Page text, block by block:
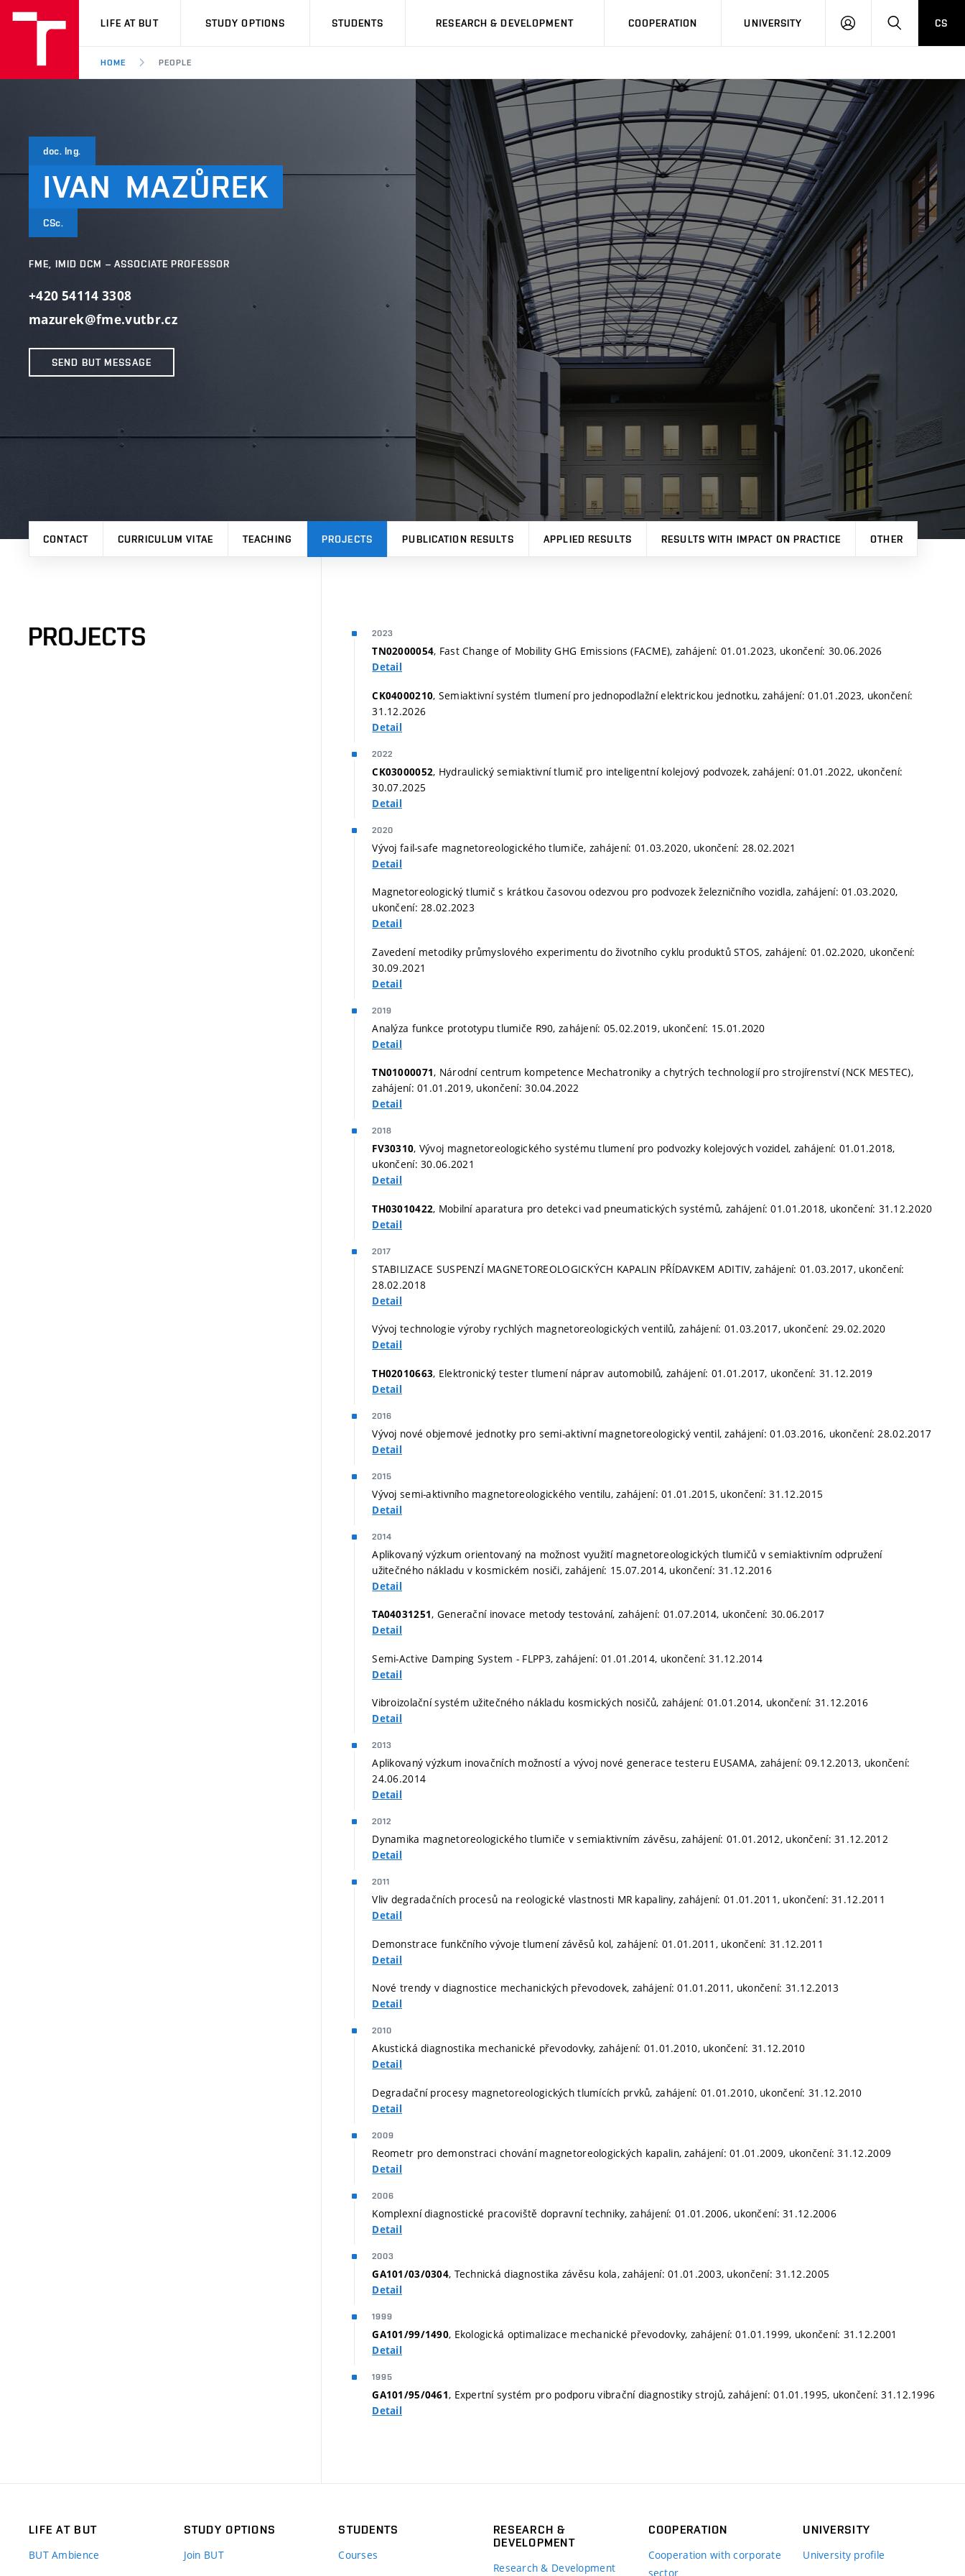
VUT
LIFE AT BUT STUDY OPTIONS STUDENTS RESEARCH & DEVELOPMENT COOPERATION UNIVERSITY
LOG
SEARCHCS
HOME PEOPLE
doc. Ing.
IVAN MAZŮREK
CSc.
FME, IMID DCM – ASSOCIATE PROFESSOR
+420 54114 3308
mazurek@fme.vutbr.cz
SEND BUT MESSAGE
CONTACT CURRICULUM VITAE TEACHING PROJECTS PUBLICATION RESULTS APPLIED RESULTS RESULTS WITH IMPACT ON PRACTICE OTHER
PROJECTS 2023
TN02000054, Fast Change of Mobility GHG Emissions (FACME), zahájení: 01.01.2023, ukončení: 30.06.2026
Detail
CK04000210, Semiaktivní systém tlumení pro jednopodlažní elektrickou jednotku, zahájení: 01.01.2023, ukončení:
31.12.2026
Detail
2022
CK03000052, Hydraulický semiaktivní tlumič pro inteligentní kolejový podvozek, zahájení: 01.01.2022, ukončení:
30.07.2025
Detail
2020
Vývoj fail-safe magnetoreologického tlumiče, zahájení: 01.03.2020, ukončení: 28.02.2021
Detail
Magnetoreologický tlumič s krátkou časovou odezvou pro podvozek železničního vozidla, zahájení: 01.03.2020,
ukončení: 28.02.2023
Detail
Zavedení metodiky průmyslového experimentu do životního cyklu produktů STOS, zahájení: 01.02.2020, ukončení:
30.09.2021
Detail
2019
Analýza funkce prototypu tlumiče R90, zahájení: 05.02.2019, ukončení: 15.01.2020
Detail
TN01000071, Národní centrum kompetence Mechatroniky a chytrých technologií pro strojírenství (NCK MESTEC),
zahájení: 01.01.2019, ukončení: 30.04.2022
Detail
2018
FV30310, Vývoj magnetoreologického systému tlumení pro podvozky kolejových vozidel, zahájení: 01.01.2018,
ukončení: 30.06.2021
Detail
TH03010422, Mobilní aparatura pro detekci vad pneumatických systémů, zahájení: 01.01.2018, ukončení: 31.12.2020
Detail
2017
STABILIZACE SUSPENZÍ MAGNETOREOLOGICKÝCH KAPALIN PŘÍDAVKEM ADITIV, zahájení: 01.03.2017, ukončení:
28.02.2018
Detail
Vývoj technologie výroby rychlých magnetoreologických ventilů, zahájení: 01.03.2017, ukončení: 29.02.2020
Detail
TH02010663, Elektronický tester tlumení náprav automobilů, zahájení: 01.01.2017, ukončení: 31.12.2019
Detail
2016
Vývoj nové objemové jednotky pro semi-aktivní magnetoreologický ventil, zahájení: 01.03.2016, ukončení: 28.02.2017
Detail
2015
Vývoj semi-aktivního magnetoreologického ventilu, zahájení: 01.01.2015, ukončení: 31.12.2015
Detail
2014
Aplikovaný výzkum orientovaný na možnost využití magnetoreologických tlumičů v semiaktivním odpružení
užitečného nákladu v kosmickém nosiči, zahájení: 15.07.2014, ukončení: 31.12.2016
Detail
TA04031251, Generační inovace metody testování, zahájení: 01.07.2014, ukončení: 30.06.2017
Detail
Semi-Active Damping System - FLPP3, zahájení: 01.01.2014, ukončení: 31.12.2014
Detail
Vibroizolační systém užitečného nákladu kosmických nosičů, zahájení: 01.01.2014, ukončení: 31.12.2016
Detail
2013
Aplikovaný výzkum inovačních možností a vývoj nové generace testeru EUSAMA, zahájení: 09.12.2013, ukončení:
24.06.2014
Detail
2012
Dynamika magnetoreologického tlumiče v semiaktivním závěsu, zahájení: 01.01.2012, ukončení: 31.12.2012
Detail
2011
Vliv degradačních procesů na reologické vlastnosti MR kapaliny, zahájení: 01.01.2011, ukončení: 31.12.2011
Detail
Demonstrace funkčního vývoje tlumení závěsů kol, zahájení: 01.01.2011, ukončení: 31.12.2011
Detail
Nové trendy v diagnostice mechanických převodovek, zahájení: 01.01.2011, ukončení: 31.12.2013
Detail
2010
Akustická diagnostika mechanické převodovky, zahájení: 01.01.2010, ukončení: 31.12.2010
Detail
Degradační procesy magnetoreologických tlumících prvků, zahájení: 01.01.2010, ukončení: 31.12.2010
Detail
2009
Reometr pro demonstraci chování magnetoreologických kapalin, zahájení: 01.01.2009, ukončení: 31.12.2009
Detail
2006
Komplexní diagnostické pracoviště dopravní techniky, zahájení: 01.01.2006, ukončení: 31.12.2006
Detail
2003
GA101/03/0304, Technická diagnostika závěsu kola, zahájení: 01.01.2003, ukončení: 31.12.2005
Detail
1999
GA101/99/1490, Ekologická optimalizace mechanické převodovky, zahájení: 01.01.1999, ukončení: 31.12.2001
Detail
1995
GA101/95/0461, Expertní systém pro podporu vibrační diagnostiky strojů, zahájení: 01.01.1995, ukončení: 31.12.1996
Detail
LIFE AT BUT
BUT Ambience
STUDY OPTIONS
Join BUT
STUDENTS
Courses
RESEARCH &
DEVELOPMENT
Research & Development
COOPERATION
Cooperation with corporate
sector
UNIVERSITY
University profile